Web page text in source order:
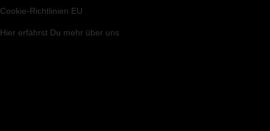
Cookie-Richtlinien EU
Hier erfährst Du mehr über uns